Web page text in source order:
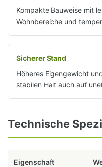
Kompakte Bauweise mit
Wohnbereiche und
Sicherer Stand
Höheres Eigengewicht
stabilen Halt auch auf
Technische
Eigenschaft